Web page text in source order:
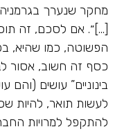
מחקר שנערך
[…]״. אם לסכם, זה
הפשוטה, כמו שהיא,
כסף זה חשוב, אסור
בינוניים” עושים (והם
לעשות תואר, להיות
להתקפל למרויות